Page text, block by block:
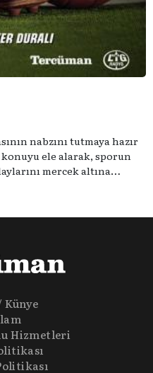
nabzını tutmaya hazır
konuyu ele alarak, sporun
mercek altına
Hizmetleri